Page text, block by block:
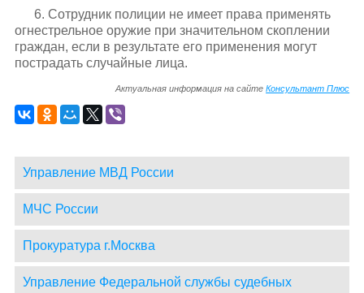
6. Сотрудник полиции не имеет права применять
огнестрельное оружие при значительном скоплении
граждан, если в результате его применения могут
пострадать случайные лица.
Актуальная информация на сайтеКонсультант Плюс
Управление МВД России
МЧС России
Прокуратура г.Москва
Управление Федеральной службы судебных